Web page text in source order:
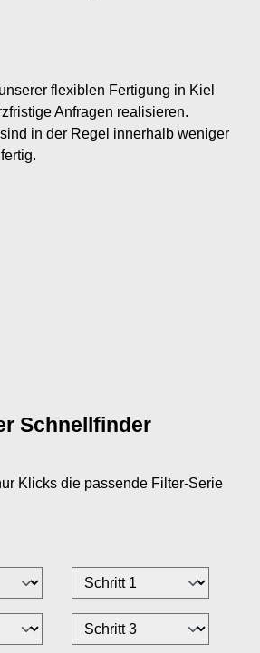
flexiblen Fertigung in Kiel
Anfragen realisieren.
in der Regel innerhalb weniger
Schnellfinder
Klicks die passende Filter-Serie